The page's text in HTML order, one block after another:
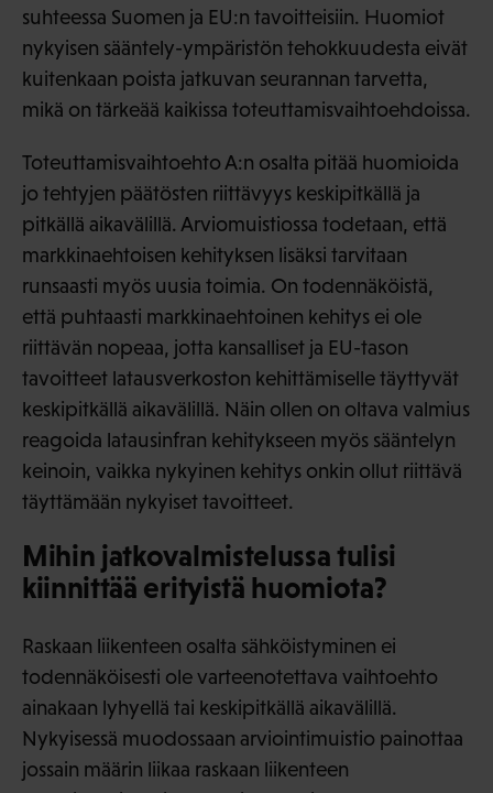
suhteessa Suomen ja EU:n tavoitteisiin. Huomiot
nykyisen sääntely-ympäristön tehokkuudesta eivät
kuitenkaan poista jatkuvan seurannan tarvetta,
mikä on tärkeää kaikissa toteuttamisvaihtoehdoissa.
Toteuttamisvaihtoehto A:n osalta pitää huomioida
jo tehtyjen päätösten riittävyys keskipitkällä ja
pitkällä aikavälillä. Arviomuistiossa todetaan, että
markkinaehtoisen kehityksen lisäksi tarvitaan
runsaasti myös uusia toimia. On todennäköistä,
että puhtaasti markkinaehtoinen kehitys ei ole
riittävän nopeaa, jotta kansalliset ja EU-tason
tavoitteet latausverkoston kehittämiselle täyttyvät
keskipitkällä aikavälillä. Näin ollen on oltava valmius
reagoida latausinfran kehitykseen myös sääntelyn
keinoin, vaikka nykyinen kehitys onkin ollut riittävä
täyttämään nykyiset tavoitteet.
Mihin jatkovalmistelussa tulisi
kiinnittää erityistä huomiota?
Raskaan liikenteen osalta sähköistyminen ei
todennäköisesti ole varteenotettava vaihtoehto
ainakaan lyhyellä tai keskipitkällä aikavälillä.
Nykyisessä muodossaan arviointimuistio painottaa
jossain määrin liikaa raskaan liikenteen